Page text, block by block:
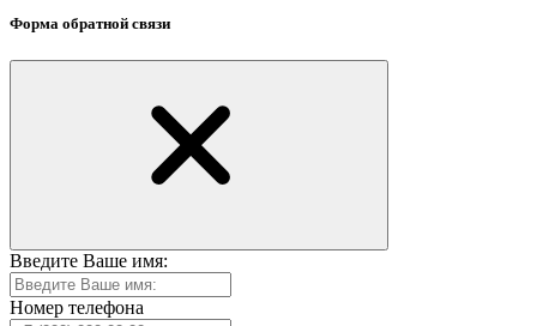
Форма обратной связи
Введите Ваше имя:
Номер телефона